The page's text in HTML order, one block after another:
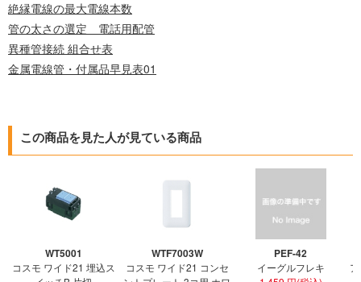
絶縁電線の最大電線本数
管の太さの選定 電話用配管
異種管接続 組合せ表
金属電線管・付属品早見表01
この商品を見た人が見ている商品
WT5001
コスモ ワイド21 埋込ス
WTF7003W
コスモ ワイド21 コンセ
PEF-42
イーグルフレキ